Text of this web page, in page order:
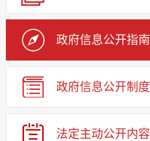
政府信息公开指南
政府信息公开制度
法定主动公开内容